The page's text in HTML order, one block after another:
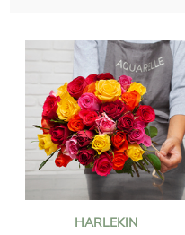
Lieferung innerhalb von 24
nicht das Wasser ausgeht.
dem auf unserer Website
wird Ihnen per E-Mail ein
zugesandt, das kurz vor
HARLEKIN